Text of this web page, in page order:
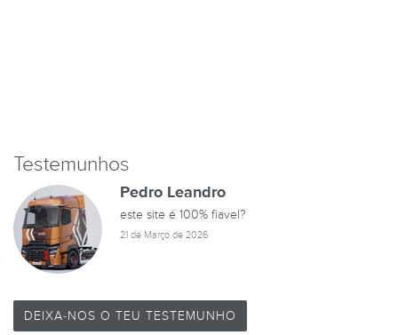
Testemunhos
Pedro Leandro
este site é 100% fiavel?
21 de Março de 2026
DEIXA-NOS O TEU TESTEMUNHO